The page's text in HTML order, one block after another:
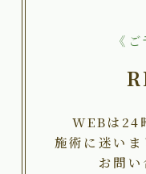
《
WEBは24
施術に迷い
お問い